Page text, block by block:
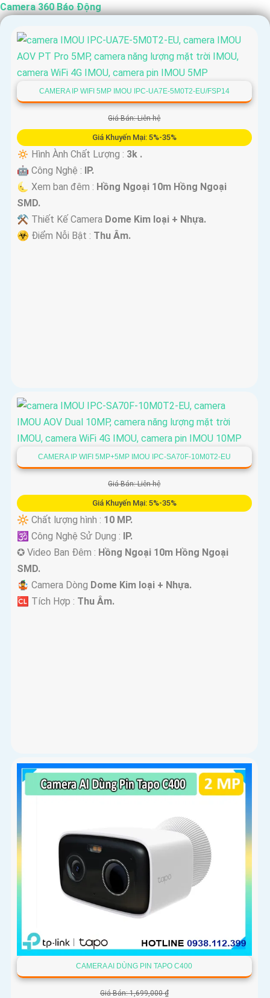
Camera 360 Báo Động
CAMERA IP WIFI 5MP IMOU IPC-UA7E-5M0T2-EU/FSP14
Giá Bán: Liên hệ
Giá Khuyến Mại: 5%-35%
🔅 Hình Ành Chất Lượng : 3k .
🤖️ Công Nghệ : IP.
🌜 Xem ban đêm : Hồng Ngoại 10m Hồng Ngoại
SMD.
⚒ Thiết Kế Camera Dome Kim loại + Nhựa.
️☣️ Điểm Nỗi Bật : Thu Âm.
CAMERA IP WIFI 5MP+5MP IMOU IPC-SA70F-10M0T2-EU
Giá Bán: Liên hệ
Giá Khuyến Mại: 5%-35%
🔆 Chất lượng hình : 10 MP.
🕉️ Công Nghệ Sử Dụng : IP.
✪ Video Ban Đêm : Hồng Ngoại 10m Hồng Ngoại
SMD.
🤹 Camera Dòng Dome Kim loại + Nhựa.
️🆑 Tích Hợp : Thu Âm.
CAMERA AI DÙNG PIN TAPO C400
Giá Bán: 1,699,000 ₫